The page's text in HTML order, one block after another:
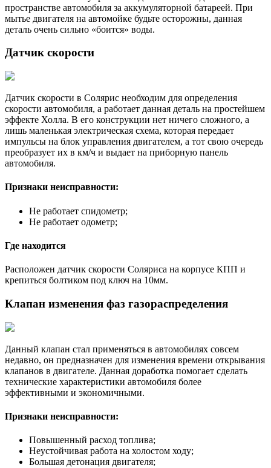
пространстве автомобиля за аккумуляторной батареей. При
мытье двигателя на автомойке будьте осторожны, данная
деталь очень сильно «боится» воды.
Датчик скорости
Датчик скорости в Солярис необходим для определения
скорости автомобиля, а работает данная деталь на простейшем
эффекте Холла. В его конструкции нет ничего сложного, а
лишь маленькая электрическая схема, которая передает
импульсы на блок управления двигателем, а тот свою очередь
преобразует их в км/ч и выдает на приборную панель
автомобиля.
Признаки неисправности:
Не работает спидометр;
Не работает одометр;
Где находится
Расположен датчик скорости Соляриса на корпусе КПП и
крепиться болтиком под ключ на 10мм.
Клапан изменения фаз газораспределения
Данный клапан стал применяться в автомобилях совсем
недавно, он предназначен для изменения времени открывания
клапанов в двигателе. Данная доработка помогает сделать
технические характеристики автомобиля более
эффективными и экономичными.
Признаки неисправности:
Повышенный расход топлива;
Неустойчивая работа на холостом ходу;
Большая детонация двигателя;